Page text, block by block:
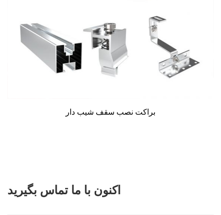
براکت نصب سقف شیب دار
اکنون با ما تماس بگیرید